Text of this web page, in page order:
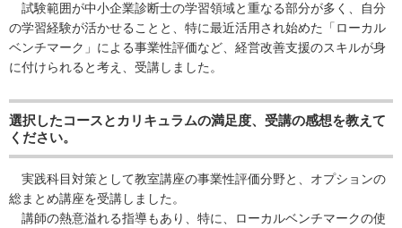
試験範囲が中小企業診断士の学習領域と重なる部分が多く、自分
の学習経験が活かせることと、特に最近活用され始めた「ローカル
ベンチマーク」による事業性評価など、経営改善支援のスキルが身
に付けられると考え、受講しました。
選択したコースとカリキュラムの満足度、受講の感想を教えて
ください。
実践科目対策として教室講座の事業性評価分野と、オプションの
総まとめ講座を受講しました。
講師の熱意溢れる指導もあり、特に、ローカルベンチマークの使